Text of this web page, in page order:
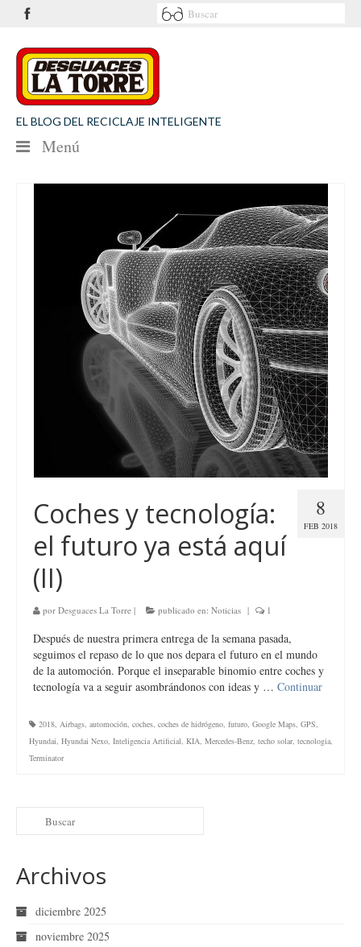
EL BLOG DEL RECICLAJE INTELIGENTE
Menú
NOTICIAS
MEDIO AMBIENTE
PATROCINIOS
CONTACTO
Desguaces La Torre
8
FEB 2018
Coches y tecnología:
el futuro ya está aquí
(II)
por Desguaces La Torre | publicado en: Noticias | 1
Después de nuestra primera entrega de la semana pasada,
seguimos el repaso de lo que nos depara el futuro en el mundo
de la automoción. Porque el inseparable binomio entre coches y
tecnología va a seguir asombrándonos con ideas y … Continuar
2018, Airbags, automoción, coches, coches de hidrógeno, futuro, Google Maps, GPS,
Hyundai, Hyundai Nexo, Inteligencia Artificial, KIA, Mercedes-Benz, techo solar, tecnologia,
Terminator
Archivos
diciembre 2025
noviembre 2025